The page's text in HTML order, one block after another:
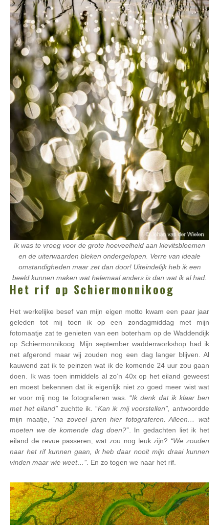
Ik was te vroeg voor de grote hoeveelheid aan kievitsbloemen
en de uiterwaarden bleken ondergelopen. Verre van ideale
omstandigheden maar zet dan door! Uiteindelijk heb ik een
beeld kunnen maken wat helemaal anders is dan wat ik al had.
Het rif op Schiermonnikoog
Het werkelijke besef van mijn eigen motto kwam een paar jaar
geleden tot mij toen ik op een zondagmiddag met mijn
fotomaatje zat te genieten van een boterham op de Waddendijk
op Schiermonnikoog. Mijn september waddenworkshop had ik
net afgerond maar wij zouden nog een dag langer blijven. Al
kauwend zat ik te peinzen wat ik de komende 24 uur zou gaan
doen. Ik was toen inmiddels al zo’n 40x op het eiland geweest
en moest bekennen dat ik eigenlijk niet zo goed meer wist wat
er voor mij nog te fotograferen was. “Ik denk dat ik klaar ben
met het eiland” zuchtte ik. “Kan ik mij voorstellen” , antwoordde
mijn maatje, “na zoveel jaren hier fotograferen. Alleen… wat
moeten we de komende dag doen?” . In gedachten liet ik het
eiland de revue passeren, wat zou nog leuk zijn? “We zouden
naar het rif kunnen gaan, ik heb daar nooit mijn draai kunnen
vinden maar wie weet…” . En zo togen we naar het rif.